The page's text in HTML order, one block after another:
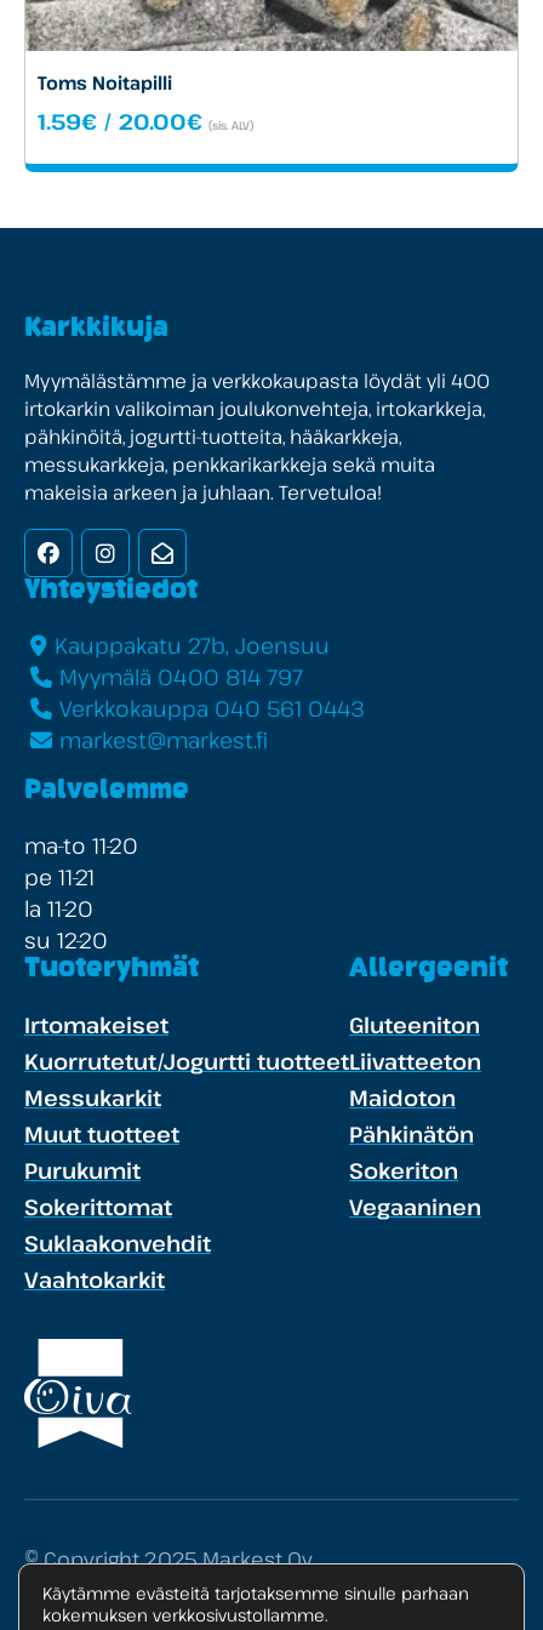
Toms Noitapilli
1.59€ / 20.00€Hintaluokka:
-
(sis. ALV)
Karkkikuja
Myymälästämme ja verkkokaupasta löydät yli 400
irtokarkin valikoiman joulukonvehteja, irtokarkkeja,
pähkinöitä, jogurtti-tuotteita, hääkarkkeja,
messukarkkeja, penkkarikarkkeja sekä muita
makeisia arkeen ja juhlaan. Tervetuloa!
FacebookInstagramUutiskirje
Yhteystiedot
Kauppakatu 27b, Joensuu
Myymälä 0400 814 797
Verkkokauppa 040 561 0443
markest@markest.fi
Palvelemme
ma-to 11-20
pe 11-21
la 11-20
su 12-20
Tuoteryhmät
Irtomakeiset
Kuorrutetut/Jogurtti tuotteet
Messukarkit
Muut tuotteet
Purukumit
Sokerittomat
Suklaakonvehdit
Vaahtokarkit
Allergeenit
Gluteeniton
Liivatteeton
Maidoton
Pähkinätön
Sokeriton
Vegaaninen
© Copyright 2025 Markest Oy
Tietosuojaseloste
Käytämme evästeitä tarjotaksemme sinulle parhaan
kokemuksen verkkosivustollamme.